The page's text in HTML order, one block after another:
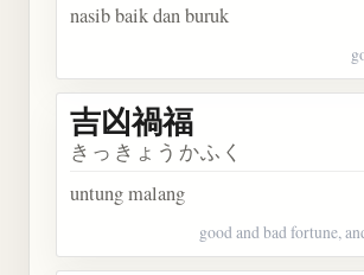
nasib baik dan buruk
吉凶禍福
きっきょうかふく
untung malang
good and bad fortune,